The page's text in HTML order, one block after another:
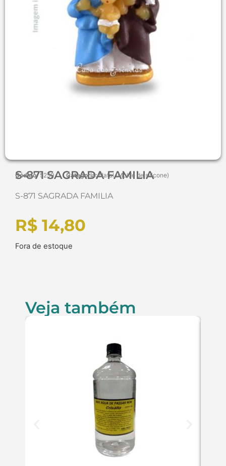
S-871 SAGRADA FAMILIA
Código:5259 Categoria: Natal (Molde de silicone)
S-871 SAGRADA FAMILIA
R$ 14,80
Fora de estoque
Veja também